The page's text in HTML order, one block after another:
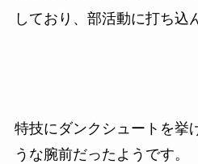
しており、部活動に打ち込
特技にダンクシュートを挙
うな腕前だったようです。